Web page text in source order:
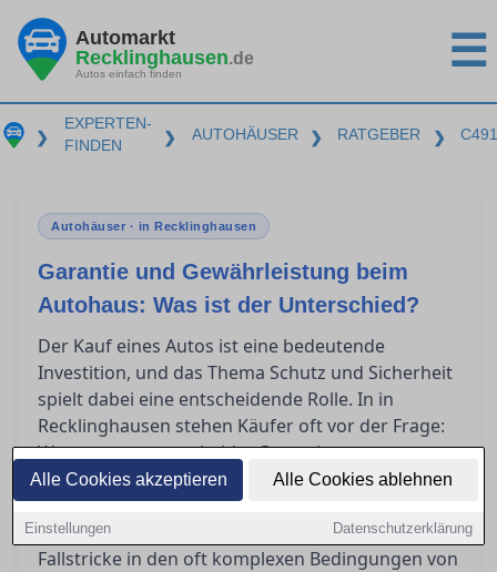
Alle Cookies akzeptieren Alle Cookies ablehnen
Einstellungen Datenschutzerklärung
Automarkt
Recklinghausen.de
Autos einfach finden ☰
❯
EXPERTEN-
FINDEN
❯ AUTOHÄUSER ❯ RATGEBER ❯
Autohäuser · in Recklinghausen
Garantie und Gewährleistung beim
Autohaus: Was ist der Unterschied?
Der Kauf eines Autos ist eine bedeutende
Investition, und das Thema Schutz und Sicherheit
spielt dabei eine entscheidende Rolle. In in
Recklinghausen stehen Käufer oft vor der Frage:
Was genau unterscheidet Garantie von
Gewährleistung? Dieser Artikel bietet klare
Orientierung, indem er die gesetzlichen und
vertraglichen Regelungen beleuchtet, sowie die
Fallstricke in den oft komplexen Bedingungen von